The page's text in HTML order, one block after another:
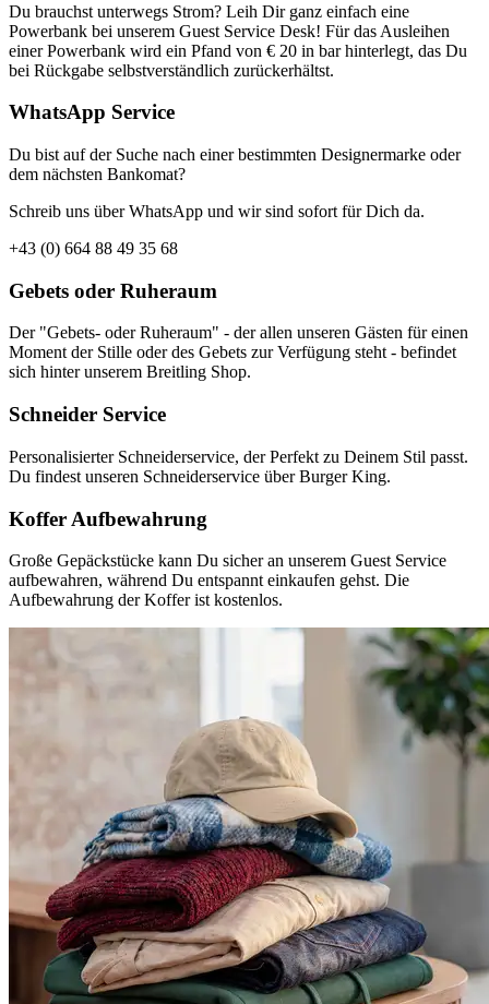
Du brauchst unterwegs Strom? Leih Dir ganz einfach eine
Powerbank bei unserem Guest Service Desk! Für das Ausleihen
einer Powerbank wird ein Pfand von € 20 in bar hinterlegt, das Du
bei Rückgabe selbstverständlich zurückerhältst.
WhatsApp Service
Du bist auf der Suche nach einer bestimmten Designermarke oder
dem nächsten Bankomat?
Schreib uns über WhatsApp und wir sind sofort für Dich da.
+43 (0) 664 88 49 35 68
Gebets oder Ruheraum
Der "Gebets- oder Ruheraum" - der allen unseren Gästen für einen
Moment der Stille oder des Gebets zur Verfügung steht - befindet
sich hinter unserem Breitling Shop.
Schneider Service
Personalisierter Schneiderservice, der Perfekt zu Deinem Stil passt.
Du findest unseren Schneiderservice über Burger King.
Koffer Aufbewahrung
Große Gepäckstücke kann Du sicher an unserem Guest Service
aufbewahren, während Du entspannt einkaufen gehst. Die
Aufbewahrung der Koffer ist kostenlos.